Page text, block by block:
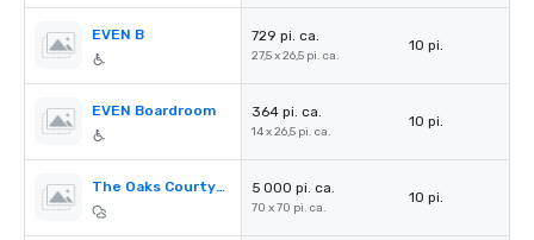
EVEN B 729 pi. ca.
27,5 x 26,5 pi. ca.
10 pi.
EVEN Boardroom 364 pi. ca.
14 x 26,5 pi. ca.
10 pi.
The Oaks Courtyard 5 000 pi. ca.
70 x 70 pi. ca.
10 pi.